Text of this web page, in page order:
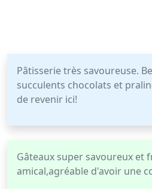
Pâtisserie très savoureuse.
succulents chocolats et
de revenir ici!
Gâteaux super savoureux et
amical,agréable d'avoir une